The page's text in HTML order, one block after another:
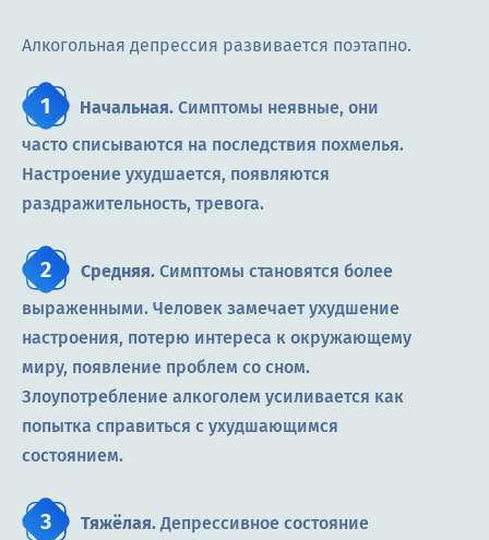
Алкогольная депрессия развивается поэтапно.
Начальная. Симптомы неявные, они
часто списываются на последствия похмелья.
Настроение ухудшается, появляются
раздражительность, тревога.
Средняя. Симптомы становятся более
выраженными. Человек замечает ухудшение
настроения, потерю интереса к окружающему
миру, появление проблем со сном.
Злоупотребление алкоголем усиливается как
попытка справиться с ухудшающимся
состоянием.
Тяжёлая. Депрессивное состояние